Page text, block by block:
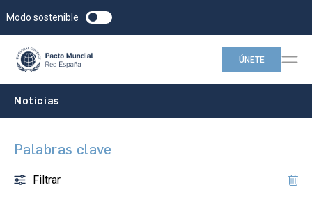
Modo sostenible
ÚNETE
Noticias
Palabras clave
Filtrar